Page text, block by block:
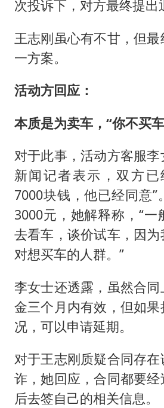
次投诉下，对方最终提出
王志刚虽心有不甘，但
一方案。
活动方回应：
本质是为卖车，“你不买
对于此事，活动方客服
新闻记者表示，双方已
7000块钱，他已经同意”
3000元，她解释称，“
去看车，谈价试车，因
对想买车的人群。”
李女士还透露，虽然合
金三个月内有效，但如
况，可以申请延期。
对于王志刚质疑合同存
诈，她回应，合同都要
后去签自己的相关信息。